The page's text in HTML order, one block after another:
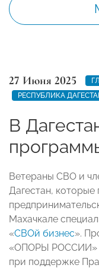
27 Июня 2025
РЕСПУБЛИКА
В
Ветераны СВО и
Дагестан, которые
Махачкале
«СВОй бизнес».
«ОПОРЫ РОССИИ»
при поддержке